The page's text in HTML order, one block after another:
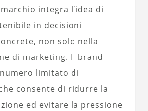
integra l’idea di
in decisioni
non solo nella
di marketing. Il brand
limitato di
consente di ridurre la
ed evitare la pressione